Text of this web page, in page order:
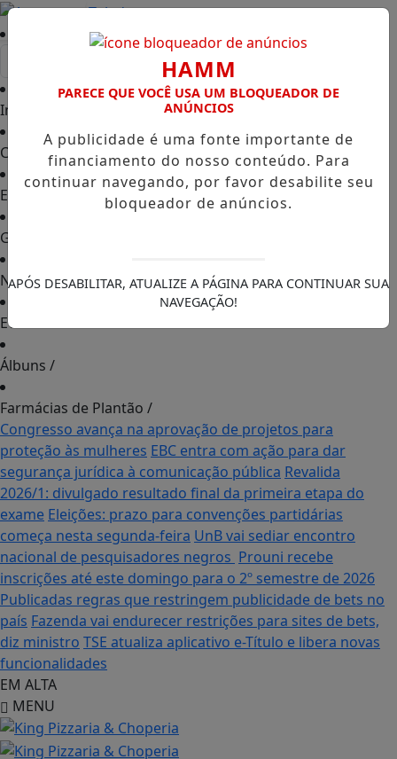
Início
Classificados
Empregos
Guia Comercial
Notícias/
Eventos
Álbuns /
Farmácias de Plantão /
Congresso avança na aprovação de projetos para
proteção às mulheres EBC entra com ação para dar
segurança jurídica à comunicação pública Revalida
2026/1: divulgado resultado final da primeira etapa do
exame Eleições: prazo para convenções partidárias
começa nesta segunda-feira UnB vai sediar encontro
nacional de pesquisadores negros Prouni recebe
inscrições até este domingo para o 2º semestre de 2026
Publicadas regras que restringem publicidade de bets no
país Fazenda vai endurecer restrições para sites de bets,
diz ministro TSE atualiza aplicativo e-Título e libera novas
funcionalidades
EM ALTA
MENU
HAMM
PARECE QUE VOCÊ USA UM BLOQUEADOR DE
ANÚNCIOS
A publicidade é uma fonte importante de
financiamento do nosso conteúdo. Para
continuar navegando, por favor desabilite seu
bloqueador de anúncios.
APÓS DESABILITAR, ATUALIZE A PÁGINA PARA CONTINUAR SUA
NAVEGAÇÃO!